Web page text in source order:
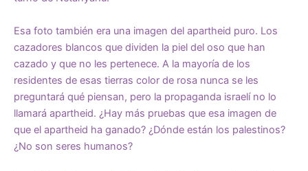
Esa foto también era una imagen del apartheid puro. Los
cazadores blancos que dividen la piel del oso que han
cazado y que no les pertenece. A la mayoría de los
residentes de esas tierras color de rosa nunca se les
preguntará qué piensan, pero la propaganda israelí no lo
llamará apartheid. ¿Hay más pruebas que esa imagen de
que el apartheid ha ganado? ¿Dónde están los palestinos?
¿No son seres humanos?